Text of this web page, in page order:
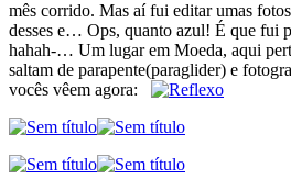
mês corrido. Mas aí fui editar umas
desses e… Ops, quanto azul! É que fui
hahah-… Um lugar em Moeda, aqui
saltam de parapente(paraglider) e
vocês vêem agora: